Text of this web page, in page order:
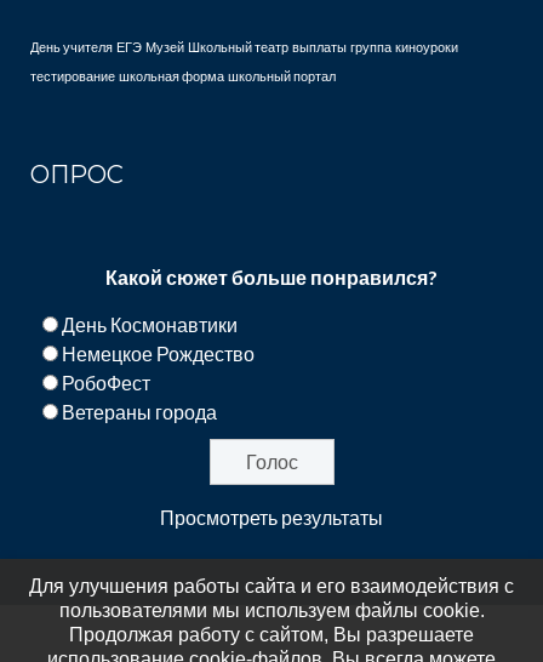
День учителя ЕГЭ Музей Школьный театр выплаты группа киноуроки
тестирование школьная форма школьный портал
ОПРОС
Какой сюжет больше понравился?
День Космонавтики
Немецкое Рождество
РобоФест
Ветераны города
Просмотреть результаты
Для улучшения работы сайта и его взаимодействия с
пользователями мы используем файлы cookie.
Продолжая работу с сайтом, Вы разрешаете